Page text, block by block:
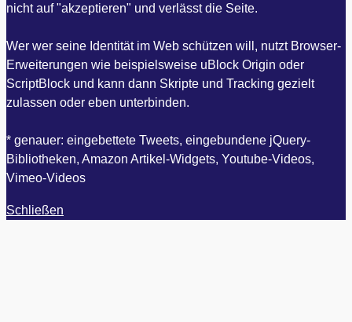
nicht auf "akzeptieren" und verlässt die Seite.
Wer wer seine Identität im Web schützen will, nutzt Browser-
Erweiterungen wie beispielsweise uBlock Origin oder
ScriptBlock und kann dann Skripte und Tracking gezielt
zulassen oder eben unterbinden.
* genauer: eingebettete Tweets, eingebundene jQuery-
Bibliotheken, Amazon Artikel-Widgets, Youtube-Videos,
Vimeo-Videos
Schließen